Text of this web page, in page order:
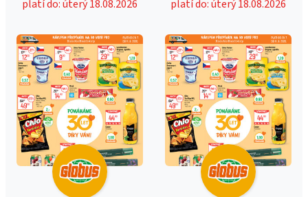
platí do: úterý 18.08.2026
platí do: úterý 18.08.2026